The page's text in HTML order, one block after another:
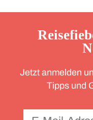
Jetzt anmelden
Tipps und